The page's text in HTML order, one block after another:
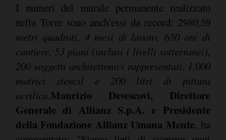
I numeri del murale permanente realizzato
nella Torre sono anch'essi da record: 2980,59
metri quadrati, 4 mesi di lavoro, 650 ore di
cantiere, 53 piani (inclusi i livelli sotterranei),
200 soggetti architettonici rappresentati, 1.000
matrici stencil e 200 litri di pittura
acrilica.Maurizio Devescovi, Direttore
Generale di Allianz S.p.A. e Presidente
della Fondazione Allianz Umana Mente, ha